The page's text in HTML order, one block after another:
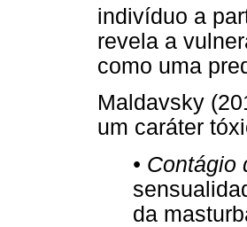
indivíduo a
revela a
como uma
Maldavsky
um caráter
• Contágio
da